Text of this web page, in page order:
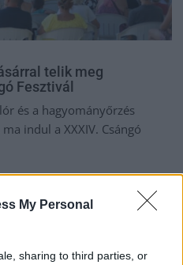
My Personal
sharing to third parties, or
telik meg
Fesztivál
és a hagyományőrzés
indul a XXXIV. Csángó